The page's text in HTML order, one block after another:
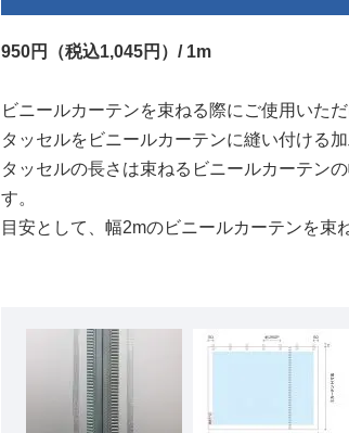
950円（税込1,045円）/ 1m
ビニールカーテンを束ねる際にご使用いただ
タッセルをビニールカーテンに縫い付ける加
タッセルの長さは束ねるビニールカーテン
す。
目安として、幅2mのビニールカーテンを